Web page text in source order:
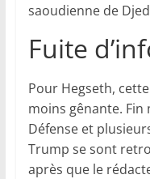
saoudienne de
Fuite
Pour Hegseth,
moins gênante. Fin
Défense et
Trump se sont
après que le